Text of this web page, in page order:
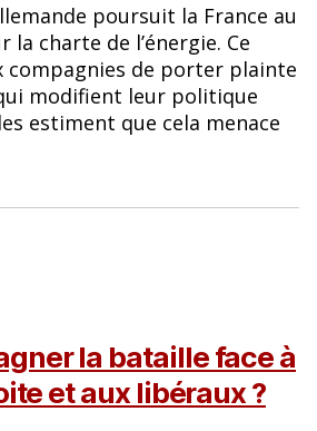
poursuit la France au
la charte de l’énergie. Ce
compagnies de porter plainte
modifient leur politique
estiment que cela menace
la bataille face à
et aux libéraux ?